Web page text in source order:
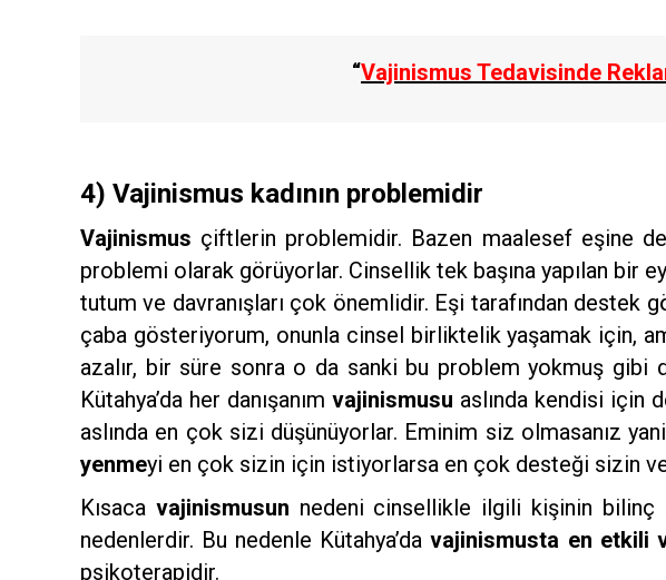
“Vajinismus Tedavisinde
4) Vajinismus kadının problemidir
Vajinismus çiftlerin problemidir. Bazen maalesef eşine
problemi olarak görüyorlar. Cinsellik tek başına yapılan bir
tutum ve davranışları çok önemlidir. Eşi tarafından destek
çaba gösteriyorum, onunla cinsel birliktelik yaşamak için,
azalır, bir süre sonra o da sanki bu problem yokmuş gibi
Kütahya’da her danışanımvajinismusu aslında kendisi için
aslında en çok sizi düşünüyorlar. Eminim siz olmasanız
yenmeyi en çok sizin için istiyorlarsa en çok desteği sizin
Kısaca vajinismusun nedeni cinsellikle ilgili kişinin bilinç
nedenlerdir. Bu nedenle Kütahya’davajinismusta en etkili
psikoterapidir.